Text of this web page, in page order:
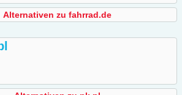
Alternativen zu fahrrad.de